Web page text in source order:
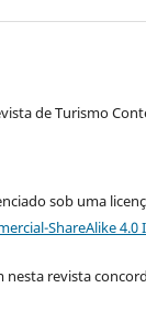
de Turismo
sob uma
ShareAlike 4.0
nesta revista